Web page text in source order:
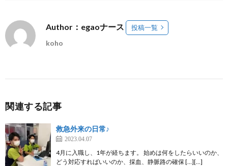
Author：egaoナース 投稿一覧
koho
関連する記事
救急外来の日常♪
2023.04.07
4月に入職し、1年が経ちます。 始めは何をしたらいいのか、
どう対応すればいいのか、採血、静脈路の確保 […][…]